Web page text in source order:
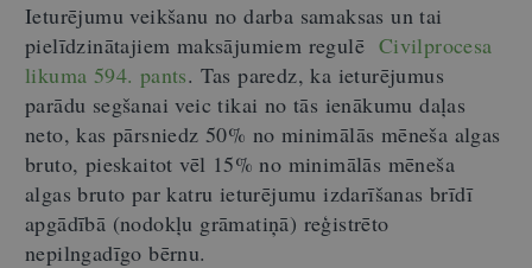
Ieturējumu veikšanu no darba samaksas un tai
pielīdzinātajiem maksājumiem regulē Civilprocesa
likuma 594. pants. Tas paredz, ka ieturējumus
parādu segšanai veic tikai no tās ienākumu daļas
neto, kas pārsniedz 50% no minimālās mēneša algas
bruto, pieskaitot vēl 15% no minimālās mēneša
algas bruto par katru ieturējumu izdarīšanas brīdī
apgādībā (nodokļu grāmatiņā) reģistrēto
nepilngadīgo bērnu.